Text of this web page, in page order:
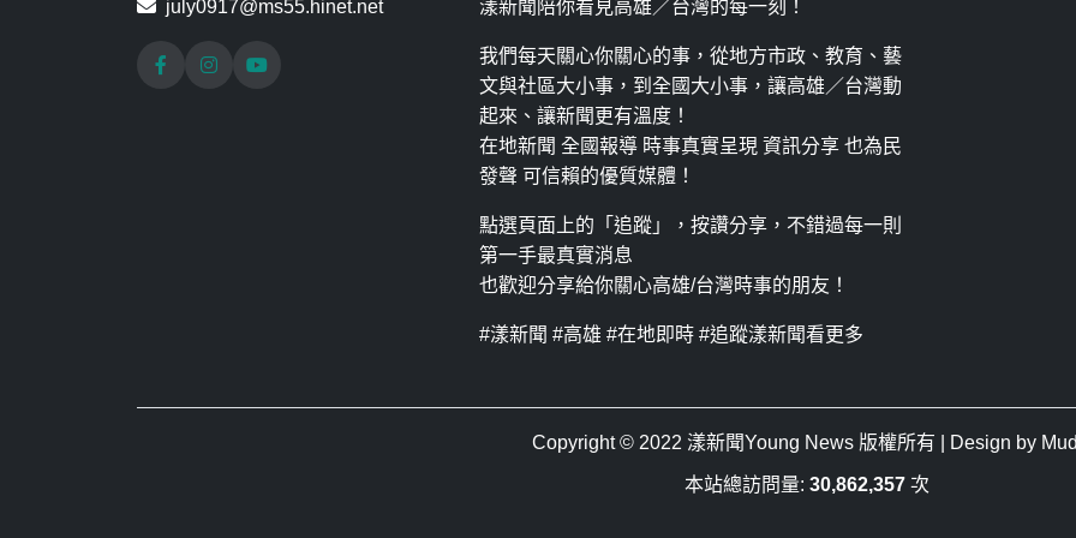
july0917@ms55.hinet.net 漾新聞陪你看見高雄／台灣的每一刻！
我們每天關心你關心的事，從地方市政、教育、藝
文與社區大小事，到全國大小事，讓高雄／台灣動
起來、讓新聞更有溫度！
在地新聞 全國報導 時事真實呈現 資訊分享 也為民
發聲 可信賴的優質媒體！
點選頁面上的「追蹤」，按讚分享，不錯過每一則
第一手最真實消息
也歡迎分享給你關心高雄/台灣時事的朋友！
#漾新聞 #高雄 #在地即時 #追蹤漾新聞看更多
Copyright © 2022 漾新聞Young News 版權所有 | Design by
本站總訪問量: 30,862,357 次